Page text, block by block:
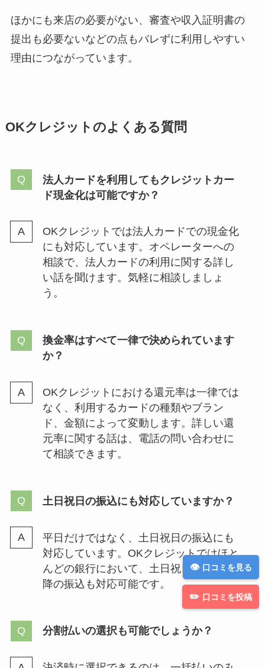
ほかにも来店の必要がない、審査や収入証明書の
提出も必要ないなどの点もバレずに利用しやすい
理由につながっています。
OKクレジットのよくある質問
法人カードを利用してもクレジットカー
ド現金化は可能ですか？
OKクレジットでは法人カードでの現金化
にも対応しています。オペレーターへの
相談で、法人カードの利用に関する詳し
い話を聞けます。気軽に相談しましょ
う。
換金率はすべて一律で決められています
か？
OKクレジットにおける還元率は一律では
なく、利用するカードの種類やブラン
ド、金額によって変動します。詳しい還
元率に関する話は、電話の問い合わせに
て相談できます。
土日祝日の振込にも対応していますか？
平日だけではなく、土日祝日の振込にも
対応しています。OKクレジットではほと
んどの銀行において、土日祝日や15時以
降の振込も対応可能です。
分割払いの選択も可能でしょうか？
口コミを投稿
口コミを見る